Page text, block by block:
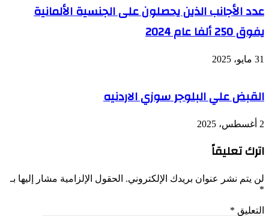
عدد الأجانب الذين يحصلون على الجنسية الألمانية
يفوق 250 ألفا عام 2024
31 مايو، 2025
القبض علي البلوجر سوزي الاردنيه
2 أغسطس، 2025
اترك تعليقاً
لن يتم نشر عنوان بريدك الإلكتروني. الحقول الإلزامية مشار إليها بـ
*
التعليق *